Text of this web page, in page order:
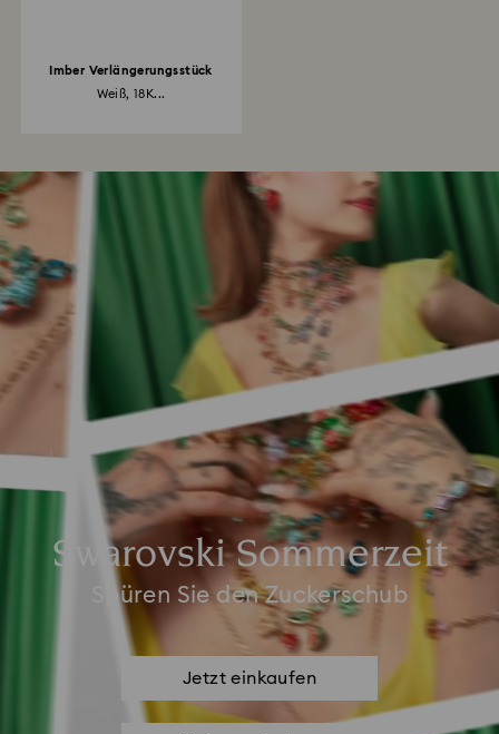
Imber Verlängerungsstück
Weiß, 18K...
Swarovski Sommerzeit
Spüren Sie den Zuckerschub
Jetzt einkaufen